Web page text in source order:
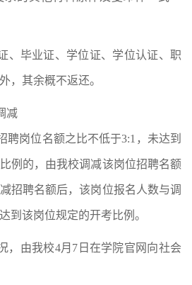
、毕业证、学位证、 学位认证、职
，其余概不返还。
减
聘岗位名额之比不低于3:1 ，未达到
例的，由我校调减该岗位招聘名额
招聘名额后，该岗位报名人数与调
到该岗位规定的开考比例。
，由我校4月 7 日在学院官网向社会